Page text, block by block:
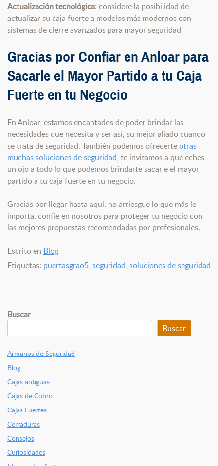
Actualización tecnológica: considere la posibilidad de
actualizar su caja fuerte a modelos más modernos con
sistemas de cierre avanzados para mayor seguridad.
Gracias por Confiar en Anloar para
Sacarle el Mayor Partido a tu Caja
Fuerte en tu Negocio
En Anloar, estamos encantados de poder brindar las
necesidades que necesita y ser así, su mejor aliado cuando
se trata de seguridad. También podemos ofrecerteotras
muchas soluciones de seguridad, te invitamos a que eches
un ojo a todo lo que podemos brindarte sacarle el mayor
partido a tu caja fuerte en tu negocio.
Gracias por llegar hasta aquí, no arriesgue lo que más le
importa, confíe en nosotros para proteger tu negocio con
las mejores propuestas recomendadas por profesionales.
Escrito en Blog
Etiquetas: puertasgrao5, seguridad, soluciones de seguridad
Buscar
Buscar
Armarios de Seguridad
Blog
Cajas antiguas
Cajas de Cobro
Cajas Fuertes
Cerraduras
Consejos
Curiosidades